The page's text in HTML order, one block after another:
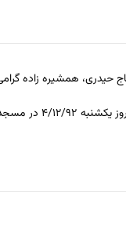
همشیره زاده
مجلس ترحیم